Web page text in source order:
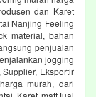
dan Karet
Nanjing Feeling
material, bahan
penjualan
jogging
Eksportir
murah, dari